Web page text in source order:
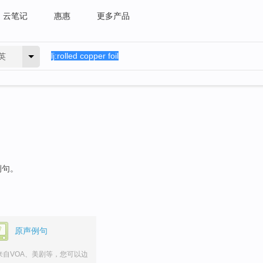
云笔记 惠惠 更多产品
。
原声例句
自VOA、美剧等，您可以边